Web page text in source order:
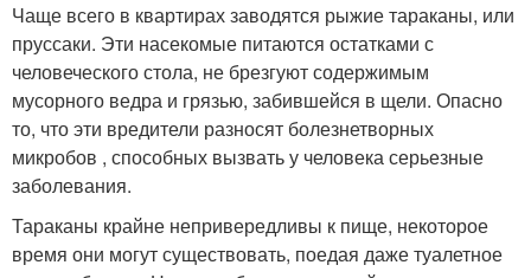
Чаще всего в квартирах заводятся рыжие тараканы, или
пруссаки. Эти насекомые питаются остатками с
человеческого стола, не брезгуют содержимым
мусорного ведра и грязью, забившейся в щели. Опасно
то, что эти вредители разносят болезнетворных
микробов , способных вызвать у человека серьезные
заболевания.
Тараканы крайне непривередливы к пище, некоторое
время они могут существовать, поедая даже туалетное